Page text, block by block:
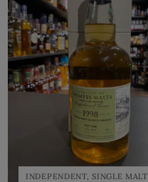
INDEPENDENT,SINGLE MALT